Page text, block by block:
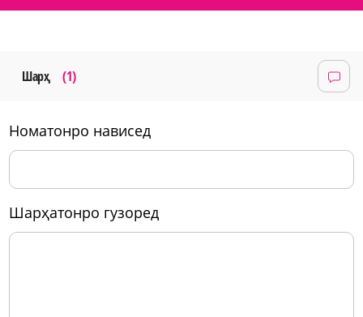
Шарҳ (1)
номатонро нависед
шарҳатонро гузоред